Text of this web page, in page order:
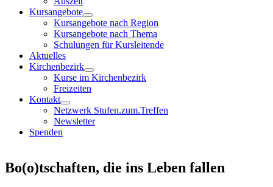
Kursangebote
Kursangebote nach Region
Kursangebote nach Thema
Schulungen für Kursleitende
Aktuelles
Kirchenbezirk
Kurse im Kirchenbezirk
Freizeiten
Kontakt
Netzwerk Stufen.zum.Treffen
Newsletter
Spenden
Bo(o)tschaften, die ins Leben fallen